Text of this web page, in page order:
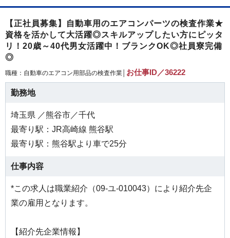
【正社員募集】自動車用のエアコンパーツの検査作業★
資格を活かして大活躍◎スキルアップしたい方にピッタ
リ！20歳～40代男女活躍中！ブランクOK◎社員寮完備
◎
職種：自動車のエアコン用部品の検査作業│ お仕事ID／36222
勤務地
埼玉県 ／熊谷市／千代
最寄り駅：JR高崎線 熊谷駅
最寄り駅：熊谷駅より車で25分
仕事内容
*この求人は職業紹介（09-ユ-010043）により紹介先企
業の雇用となります。
【紹介先企業情報】